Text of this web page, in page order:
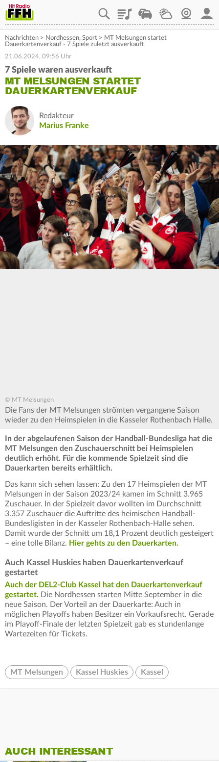
PlaylistStaupilotWetterWebcam
Nachrichten > Nordhessen, Sport > MT Melsungen startet
Dauerkartenverkauf - 7 Spiele zuletzt ausverkauft
21.06.2024, 09:56 Uhr
7 Spiele waren ausverkauft
MT MELSUNGEN STARTET
DAUERKARTENVERKAUF
Redakteur
Marius Franke
© MT Melsungen
Die Fans der MT Melsungen strömten vergangene Saison
wieder zu den Heimspielen in die Kasseler Rothenbach Halle.
In der abgelaufenen Saison der Handball-Bundesliga hat die
MT Melsungen den Zuschauerschnitt bei Heimspielen
deutlich erhöht. Für die kommende Spielzeit sind die
Dauerkarten bereits erhältlich.
Das kann sich sehen lassen: Zu den 17 Heimspielen der MT
Melsungen in der Saison 2023/24 kamen im Schnitt 3.965
Zuschauer. In der Spielzeit davor wollten im Durchschnitt
3.357 Zuschauer die Auftritte des heimischen Handball-
Bundesligisten in der Kasseler Rothenbach-Halle sehen.
Damit wurde der Schnitt um 18,1 Prozent deutlich gesteigert
– eine tolle Bilanz. Hier gehts zu den Dauerkarten.
Auch Kassel Huskies haben Dauerkartenverkauf
gestartet
Auch der DEL2-Club Kassel hat den Dauerkartenverkauf
gestartet. Die Nordhessen starten Mitte September in die
neue Saison. Der Vorteil an der Dauerkarte: Auch in
möglichen Playoffs haben Besitzer ein Vorkaufsrecht. Gerade
im Playoff-Finale der letzten Spielzeit gab es stundenlange
Wartezeiten für Tickets.
MT Melsungen Kassel Huskies Kassel
AUCH INTERESSANT